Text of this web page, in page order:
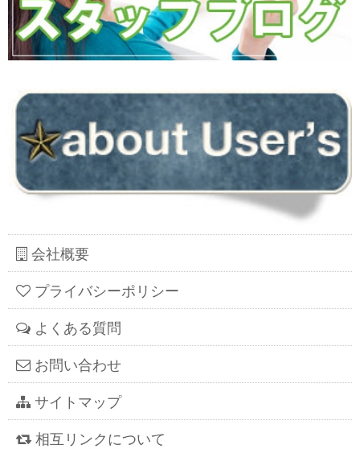
会社概要
プライバシーポリシー
よくある質問
お問い合わせ
サイトマップ
相互リンクについて